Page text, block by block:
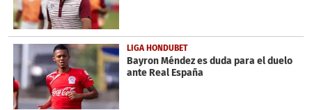
LIGA HONDUBET
Bayron Méndez es duda para el duelo
ante Real España